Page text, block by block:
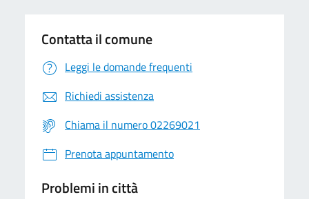
Contatta il comune
Leggi le domande frequenti
Richiedi assistenza
Chiama il numero 02269021
Prenota appuntamento
Problemi in città